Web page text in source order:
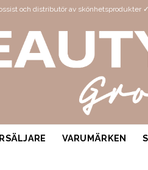
och distributör av skönhetsprodukter ✓
VARUMÄRKEN